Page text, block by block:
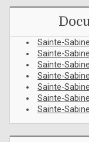
Sainte-
Sainte-
Sainte-
Sainte-
Sainte-
Sainte-
Sainte-